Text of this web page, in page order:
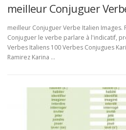
meilleur Conjuguer
meilleur Conjuguer Verbe Italien Images.
Conjuguer le verbe parlare à l'indicatif,
Verbes Italiens 100 Verbes Conjugues
Ramirez Karina …